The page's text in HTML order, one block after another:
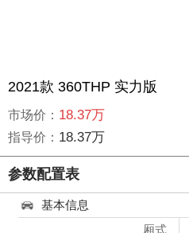
2021款 360THP 实力版
市场价： 18.37万
指导价： 18.37万
参数配置表
基本信息
厢式